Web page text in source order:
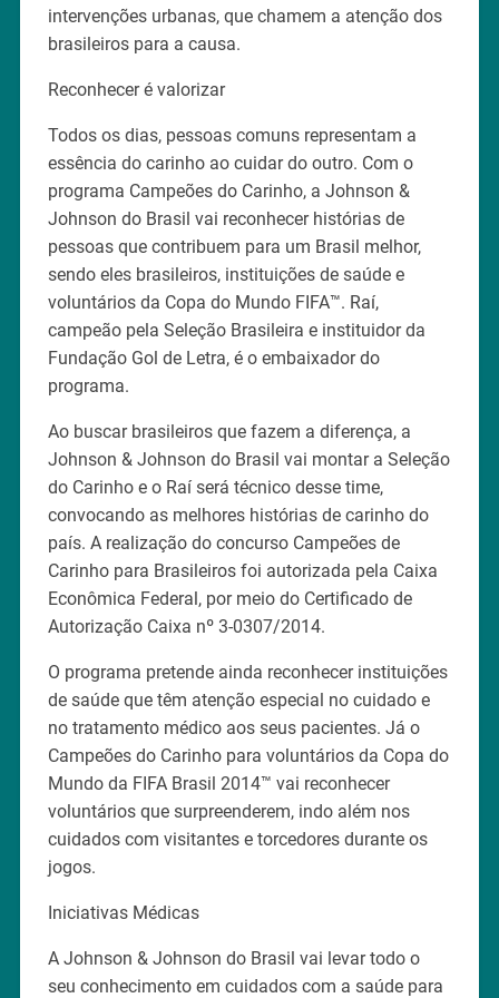
intervenções urbanas, que chamem a atenção dos
brasileiros para a causa.
Reconhecer é valorizar
Todos os dias, pessoas comuns representam a
essência do carinho ao cuidar do outro. Com o
programa Campeões do Carinho, a Johnson &
Johnson do Brasil vai reconhecer histórias de
pessoas que contribuem para um Brasil melhor,
sendo eles brasileiros, instituições de saúde e
voluntários da Copa do Mundo FIFA™. Raí,
campeão pela Seleção Brasileira e instituidor da
Fundação Gol de Letra, é o embaixador do
programa.
Ao buscar brasileiros que fazem a diferença, a
Johnson & Johnson do Brasil vai montar a Seleção
do Carinho e o Raí será técnico desse time,
convocando as melhores histórias de carinho do
país. A realização do concurso Campeões de
Carinho para Brasileiros foi autorizada pela Caixa
Econômica Federal, por meio do Certificado de
Autorização Caixa nº 3-0307/2014.
O programa pretende ainda reconhecer instituições
de saúde que têm atenção especial no cuidado e
no tratamento médico aos seus pacientes. Já o
Campeões do Carinho para voluntários da Copa do
Mundo da FIFA Brasil 2014™ vai reconhecer
voluntários que surpreenderem, indo além nos
cuidados com visitantes e torcedores durante os
jogos.
Iniciativas Médicas
A Johnson & Johnson do Brasil vai levar todo o
seu conhecimento em cuidados com a saúde para